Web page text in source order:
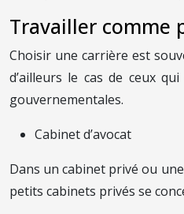
Travailler comme
Choisir une carrière est
d’ailleurs le cas de ceux
gouvernementales.
Cabinet d’avocat
Dans un cabinet privé ou
petits cabinets privés se